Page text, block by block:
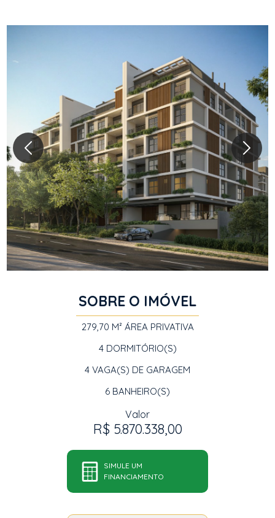
SOBRE O IMÓVEL
279,70 M² ÁREA PRIVATIVA
4DORMITÓRIO(S)
4 VAGA(S) DE GARAGEM
6 BANHEIRO(S)
Valor
R$ 5.870.338,00
SIMULE UM
FINANCIAMENTO